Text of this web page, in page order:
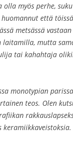
myös perhe,
että
metsässä
laitamilla, mutta
tai kahahtaja
monotypian
teos. Olen
keramiikkaveistoksia.